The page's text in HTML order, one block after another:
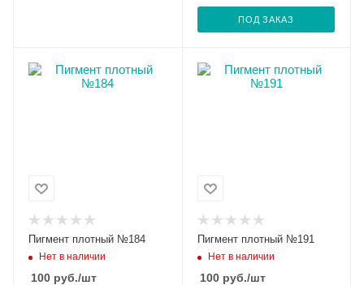
ПОД ЗАКАЗ
Пигмент плотный №184
Нет в наличии
100 руб./шт
Пигмент плотный №191
Нет в наличии
100руб./шт